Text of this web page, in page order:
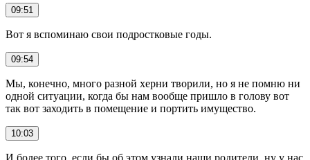
09:51
Вот я вспоминаю свои подростковые годы.
09:54
Мы, конечно, много разной херни творили, но я не помню ни
одной ситуации, когда бы нам вообще пришло в голову вот
так вот заходить в помещение и портить имущество.
10:03